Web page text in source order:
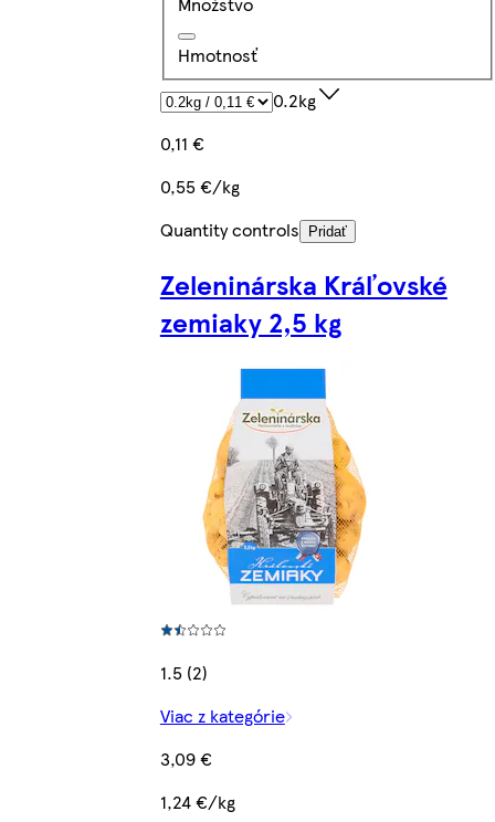
Hmotnosť
0.2kg
0,11 €
0,55 €/kg
Quantity controls
Pridať
Zeleninárska Kráľovské
zemiaky 2,5 kg
1.5 (2)
Viac z kategórie
3,09 €
1,24 €/kg